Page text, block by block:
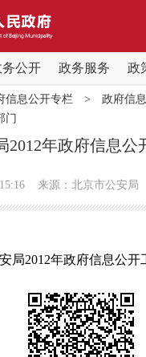
务公开 政务服务 政
国务院信息
会议信息
政策解读
信息公开专栏> 政府信
门
2012年政府信息公
来源：北京市公安局
局2012年政府信息公开